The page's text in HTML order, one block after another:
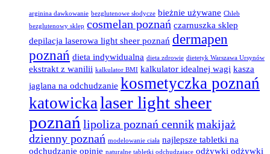
arginina dawkowanie bezglutenowe słodycze bieżnie używane Chleb
bezglutenowy sklep cosmelan poznań czarnuszka sklep
depilacja laserowa light sheer poznań dermapen
poznań dieta indywidualna dieta zdrowie dietetyk Warszawa Ursynów
ekstrakt z wanilii kalkulator BMI kalkulator idealnej wagi kasza
jaglana na odchudzanie kosmetyczka poznań
katowicka laser light sheer
poznań lipoliza poznań cennikmakijaż
dzienny poznań modelowanie ciała najlepsze tabletki na
odchudzanie opinie naturalne tabletki odchudzające odżywki odżywki